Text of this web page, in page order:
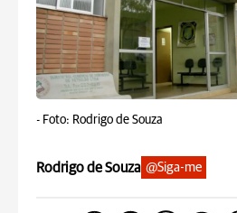
- Foto: Rodrigo de Souza
Rodrigo de Souza @Siga-me